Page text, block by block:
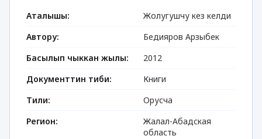
Аталышы:
Жолугушчу кез келди
Автору:
Бедияров Арзыбек
Басылып чыккан жылы:
2012
Документтин тиби:
Книги
Тили:
Орусча
Регион:
Жалал-Абадская
область